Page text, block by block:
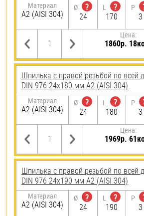
Материал
А2 (AISI 304)
Ø
?
24
L
?
170
P
3
Цена:
1860р.
Шпилька с правой резьбой по всей
DIN 976 24х180 мм А2 (AISI 304)
Материал
А2 (AISI 304)
Ø
?
24
L
?
180
P
3
Цена:
1969р.
Шпилька с правой резьбой по всей
DIN 976 24х190 мм А2 (AISI 304)
Материал
А2 (AISI 304)
Ø
?
24
L
?
190
P
3